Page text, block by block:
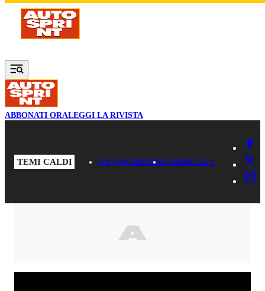
Vai al contenuto principale
ABBONATI ORALEGGI LA RIVISTA
TEMI CALDI GP UNGHERIAFORMULA 1